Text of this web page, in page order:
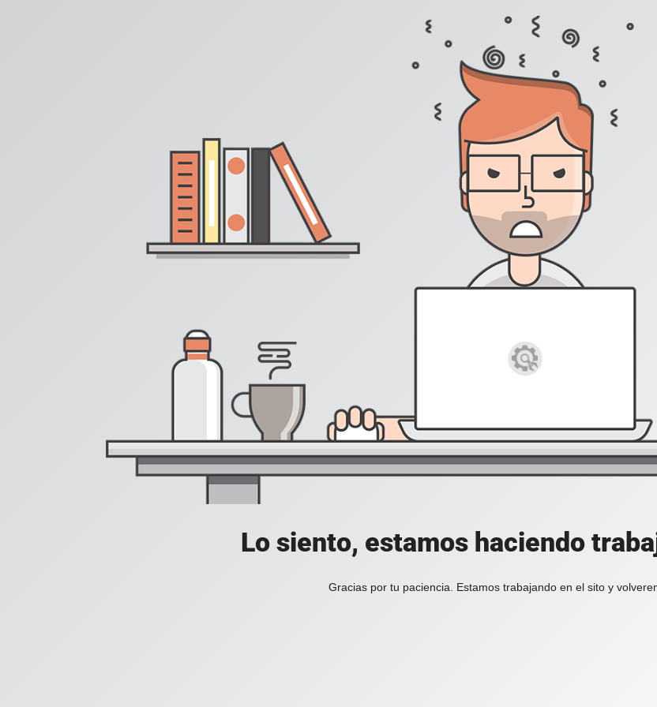
Lo siento, estamos haciendo
Gracias por tu paciencia. Estamos trabajando en el sito y